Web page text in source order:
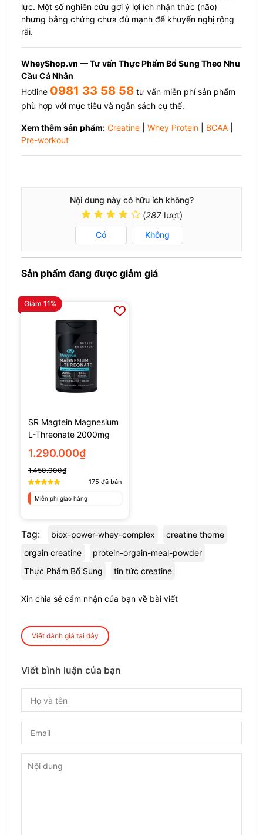
lực. Một số nghiên cứu gợi ý lợi ích nhận thức (não)
nhưng bằng chứng chưa đủ mạnh để khuyến nghị rộng
rãi.
WheyShop.vn — Tư vấn Thực Phẩm Bổ Sung Theo Nhu
Cầu Cá Nhân
Hotline 0981 33 58 58 tư vấn miễn phí sản phẩm
phù hợp với mục tiêu và ngân sách cụ thể.
Xem thêm sản phẩm: Creatine Whey Protein BCAA
Pre-workout
Nội dung này có hữu ích không?
(287lượt)
Có Không
Sản phẩm đang được giảm giá
Giảm 11%
SR Magtein Magnesium
L-Threonate 2000mg
(135 Viên)
1.290.000₫
1.450.000₫
175 đã bán
Miễn phí giao hàng
Tag: biox-power-whey-complex
creatine thorne
orgain creatine
protein-orgain-meal-powder
Thực Phẩm Bổ Sung
tin tức creatine
Xin chia sẻ cảm nhận của bạn về bài viết
Viết đánh giá tại đây
Viết bình luận của bạn